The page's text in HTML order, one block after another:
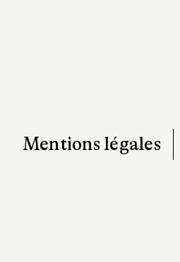
Mentions légales